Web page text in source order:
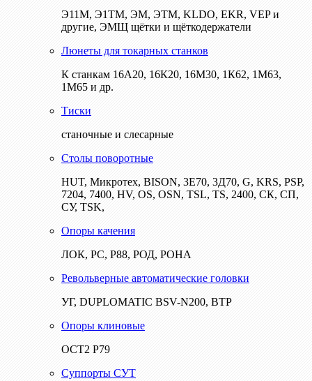
Э11М, Э1ТМ, ЭМ, ЭТМ, KLDO, EKR, VEP и
другие, ЭМЩ щётки и щёткодержатели
Люнеты для токарных станков
К станкам 16А20, 16К20, 16М30, 1К62, 1М63,
1М65 и др.
Тиски
станочные и слесарные
Столы поворотные
HUT, Микротех, BISON, 3Е70, 3Д70, G, KRS, PSP,
7204, 7400, HV, OS, OSN, TSL, TS, 2400, СК, СП,
СУ, TSK,
Опоры качения
ЛОК, РС, Р88, РОД, РОНА
Револьверные автоматические головки
УГ, DUPLOMATIC BSV-N200, ВТР
Опоры клиновые
ОСТ2 Р79
Суппорты СУТ